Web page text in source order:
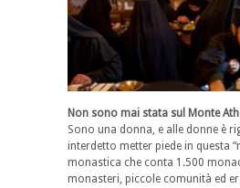
Non sono mai stata sul Monte
Sono una donna, e alle donne è
interdetto metter piede in questa
monastica che conta 1.500
monasteri, piccole comunità ed